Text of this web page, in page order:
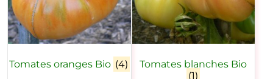
Tomates oranges Bio (4)
Tomates blanches Bio
(1)